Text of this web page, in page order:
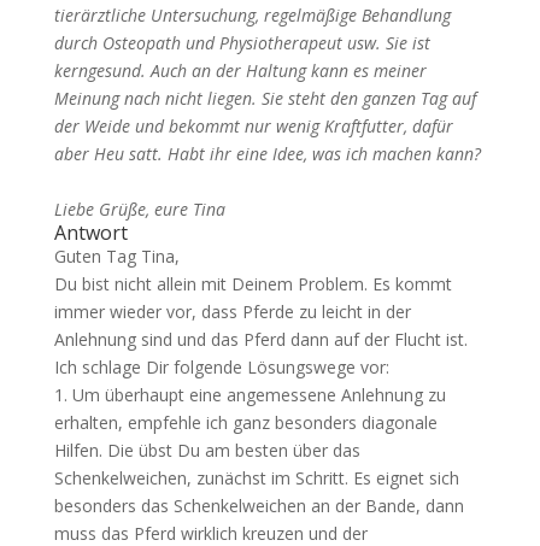
tierärztliche Untersuchung, regelmäßige Behandlung
durch Osteopath und Physiotherapeut usw. Sie ist
kerngesund. Auch an der Haltung kann es meiner
Meinung nach nicht liegen. Sie steht den ganzen Tag auf
der Weide und bekommt nur wenig Kraftfutter, dafür
aber Heu satt. Habt ihr eine Idee, was ich machen kann?
Liebe Grüße, eure Tina
Antwort
Guten Tag Tina,
Du bist nicht allein mit Deinem Problem. Es kommt
immer wieder vor, dass Pferde zu leicht in der
Anlehnung sind und das Pferd dann auf der Flucht ist.
Ich schlage Dir folgende Lösungswege vor:
1. Um überhaupt eine angemessene Anlehnung zu
erhalten, empfehle ich ganz besonders diagonale
Hilfen. Die übst Du am besten über das
Schenkelweichen, zunächst im Schritt. Es eignet sich
besonders das Schenkelweichen an der Bande, dann
muss das Pferd wirklich kreuzen und der